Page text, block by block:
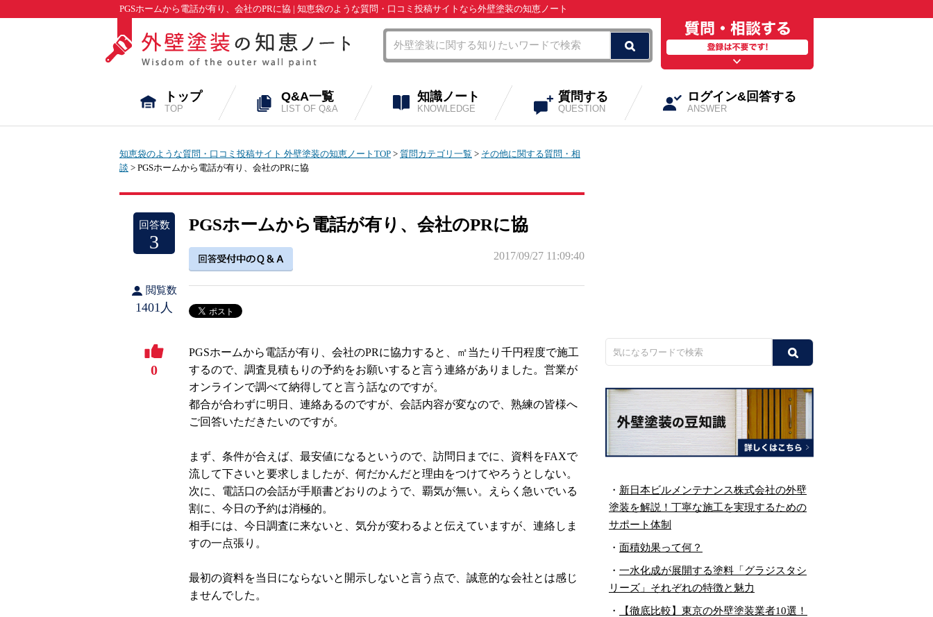
PGSホームから電話が有り、会社のPRに協 | 知恵袋のような質問・口コミ投稿サイトなら外壁塗装の知恵ノート
トップ
TOP
Q&A一覧
LIST OF Q&A
知識ノート
KNOWLEDGE
質問する
QUESTION
ログイン&回答する
ANSWER
知恵袋のような質問・口コミ投稿サイト 外壁塗装の知恵ノートTOP > 質問カテゴリ一覧 > その他に関する質問・相
談 > PGSホームから電話が有り、会社のPRに協
回答数
3
閲覧数
1401人
0
PGSホームから電話が有り、会社のPRに協
2017/09/27 11:09:40
PGSホームから電話が有り、会社のPRに協力すると、㎡当たり千円程度で施工
するので、調査見積もりの予約をお願いすると言う連絡がありました。営業が
オンラインで調べて納得してと言う話なのですが。
都合が合わずに明日、連絡あるのですが、会話内容が変なので、熟練の皆様へ
ご回答いただきたいのですが。
まず、条件が合えば、最安値になるというので、訪問日までに、資料をFAXで
流して下さいと要求しましたが、何だかんだと理由をつけてやろうとしない。
次に、電話口の会話が手順書どおりのようで、覇気が無い。えらく急いでいる
割に、今日の予約は消極的。
相手には、今日調査に来ないと、気分が変わるよと伝えていますが、連絡しま
すの一点張り。
最初の資料を当日にならないと開示しないと言う点で、誠意的な会社とは感じ
ませんでした。
・ 新日本ビルメンテナンス株式会社の外壁
塗装を解説！丁寧な施工を実現するための
サポート体制
・ 面積効果って何？
・ 一水化成が展開する塗料「グラジスタシ
リーズ」それぞれの特徴と魅力
・
【徹底比較】東京の外壁塗装業者10選！